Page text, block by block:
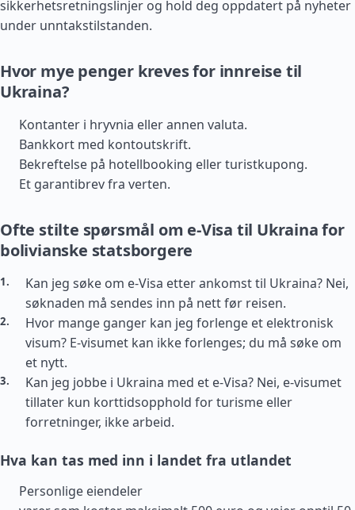
sikkerhetsretningslinjer og hold deg oppdatert på nyheter
under unntakstilstanden.
Hvor mye penger kreves for innreise til
Ukraina?
Kontanter i hryvnia eller annen valuta.
Bankkort med kontoutskrift.
Bekreftelse på hotellbooking eller turistkupong.
Et garantibrev fra verten.
Ofte stilte spørsmål om e-Visa til Ukraina for
bolivianske statsborgere
Kan jeg søke om e-Visa etter ankomst til Ukraina? Nei,
søknaden må sendes inn på nett før reisen.
Hvor mange ganger kan jeg forlenge et elektronisk
visum? E-visumet kan ikke forlenges; du må søke om
et nytt.
Kan jeg jobbe i Ukraina med et e-Visa? Nei, e-visumet
tillater kun korttidsopphold for turisme eller
forretninger, ikke arbeid.
Hva kan tas med inn i landet fra utlandet
Personlige eiendeler